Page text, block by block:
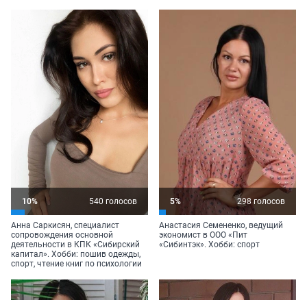
10% 540 голосов
Анна Саркисян, специалист
сопровождения основной
деятельности в КПК «Сибирский
капитал». Хобби: пошив одежды,
спорт, чтение книг по психологии
5% 298 голосов
Анастасия Семененко, ведущий
экономист в ООО «Пит
«Сибинтэк». Хобби: спорт